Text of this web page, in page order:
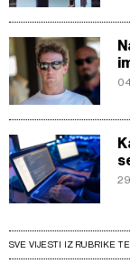
SVE VIJESTI IZ RUBRIKE